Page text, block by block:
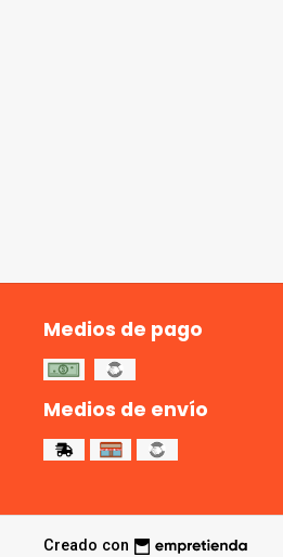
Medios de pago
Medios de envío
Creado con